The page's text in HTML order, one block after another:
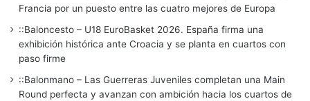
Francia por un puesto entre las cuatro mejores de Europa
::Baloncesto – U18 EuroBasket 2026. España firma una
exhibición histórica ante Croacia y se planta en cuartos con
paso firme
::Balonmano – Las Guerreras Juveniles completan una Main
Round perfecta y avanzan con ambición hacia los cuartos de